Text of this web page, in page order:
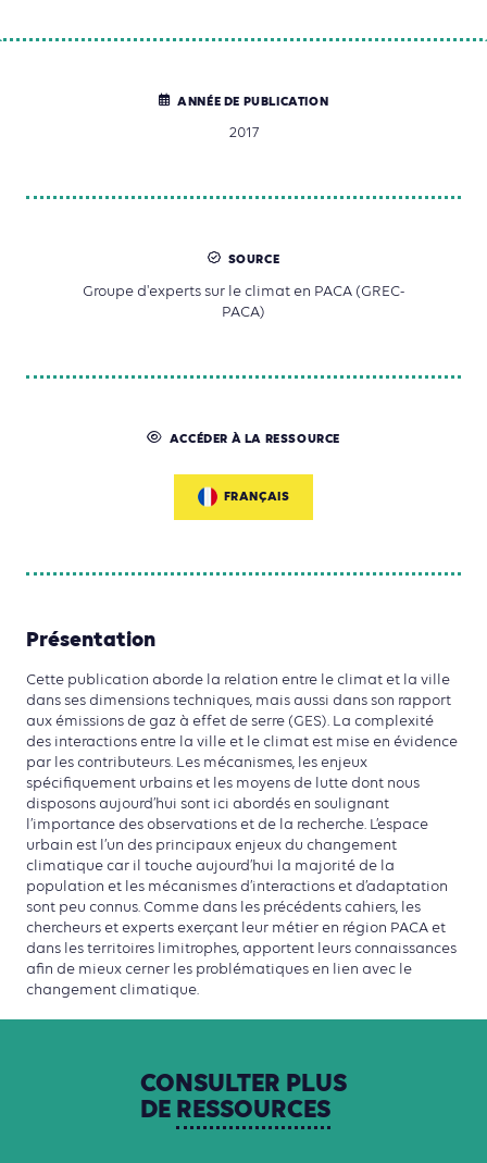
ANNÉE DE PUBLICATION
2017
SOURCE
Groupe d'experts sur le climat en PACA (GREC-
PACA)
ACCÉDER À LA RESSOURCE
FRANÇAIS
Présentation
Cette publication aborde la relation entre le climat et la ville
dans ses dimensions techniques, mais aussi dans son rapport
aux émissions de gaz à effet de serre (GES). La complexité
des interactions entre la ville et le climat est mise en évidence
par les contributeurs. Les mécanismes, les enjeux
spécifiquement urbains et les moyens de lutte dont nous
disposons aujourd’hui sont ici abordés en soulignant
l’importance des observations et de la recherche. L’espace
urbain est l’un des principaux enjeux du changement
climatique car il touche aujourd’hui la majorité de la
population et les mécanismes d’interactions et d’adaptation
sont peu connus. Comme dans les précédents cahiers, les
chercheurs et experts exerçant leur métier en région PACA et
dans les territoires limitrophes, apportent leurs connaissances
afin de mieux cerner les problématiques en lien avec le
changement climatique.
CONSULTER PLUS
DE RESSOURCES